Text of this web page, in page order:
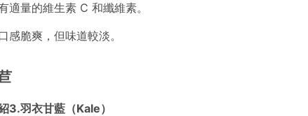
適量的維生素 C 和纖維素。
感脆爽，但味道較淡。
3.羽衣甘藍（Kale）